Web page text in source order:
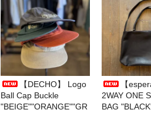
【DECHO】 Logo
Ball Cap Buckle
"BEIGE""ORANGE""GR
【
2WAY ONE
BAG